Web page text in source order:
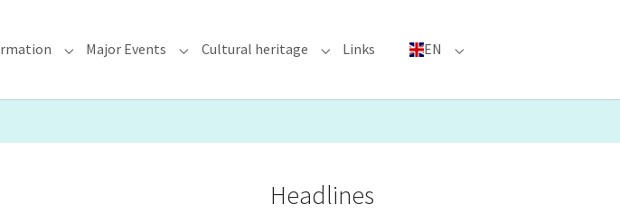
Pastoral care"
for "Solidarity"
Submenu for "Formation"
Major Events Submenu for "Major Events"
Cultural heritage Submenu for "Cultural heritage"
Links EN Submenu for "EN"
Headlines